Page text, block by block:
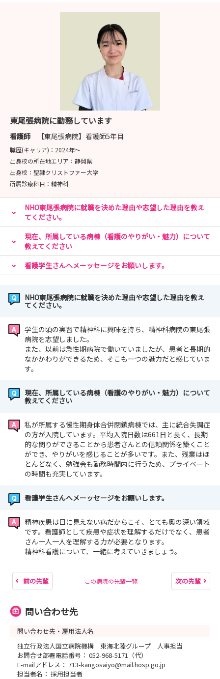
東尾張病院に勤務しています
看護師 【東尾張病院】看護師5年目
職歴(キャリア)： 2024年〜
出身校の所在地エリア： 静岡県
出身校： 聖隷クリストファー大学
所属診療科目： 精神科
NHO東尾張病院に就職を決めた理由や志望した理由を教え
てください。
現在、所属している病棟（看護のやりがい・魅力）について
教えてください
看護学生さんへメーッセージをお願いします。
NHO東尾張病院に就職を決めた理由や志望した理由を教え
てください。
学生の頃の実習で精神科に興味を持ち、精神科病院の東尾張
病院を志望しました。
また、以前は急性期病院で働いていましたが、患者と長期的
なかかわりができるため、そこも一つの魅力だと感じていま
す。
現在、所属している病棟（看護のやりがい・魅力）について
教えてください
私が所属する慢性期身体合併閉鎖病棟では、主に統合失調症
の方が入院しています。平均入院日数は661日と長く、長期
的な関りができることから患者さんとの信頼関係を築くこと
ができ、やりがいを感じることが多いです。また、残業はほ
とんどなく、勉強会も勤務時間内に行うため、プライベート
の時間も充実しています。
看護学生さんへメーッセージをお願いします。
精神疾患は目に見えない病だからこそ、とても奥の深い領域
です。看護師として疾患や症状を理解するだけでなく、患者
さん一人一人を理解する力が必要となります。
精神科看護について、一緒に考えていきましょう。
前の先輩 この病院の先輩一覧 次の先輩
問い合わせ先
問い合わせ先・雇用法人名
独立行政法人国立病院機構 東海北陸グループ 人事担当
お問合せ部署電話番号： 052-968-5171（代）
E-mailアドレス： 713-kangosaiyo@mail.hosp.go.jp
担当者名： 採用担当者